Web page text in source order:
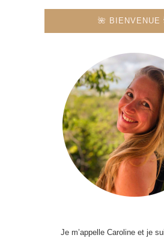
🌺 BIENVENUE
Je m’appelle Caroline et je